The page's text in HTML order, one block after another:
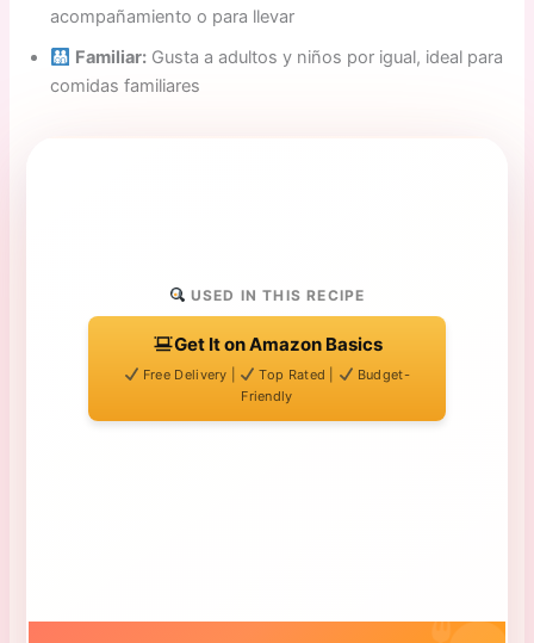
acompañamiento o para llevar
Familiar: Gusta a adultos y niños por igual, ideal para
comidas familiares
USED IN THIS RECIPE
Get It on Amazon Basics
Free Delivery | Top Rated |
Budget-
Friendly